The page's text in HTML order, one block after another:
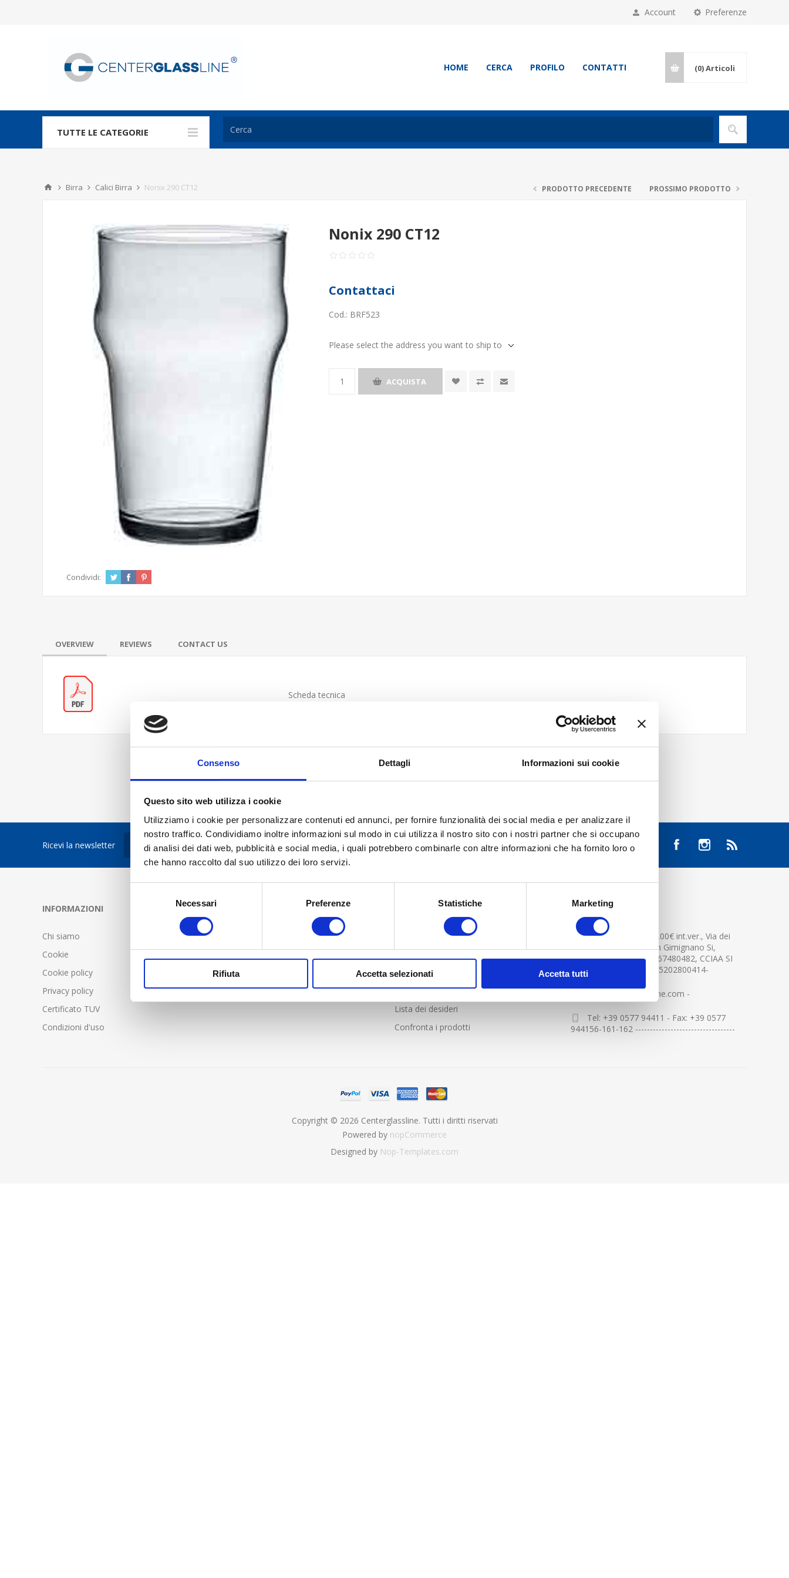
Consenso Dettagli Informazioni sui cookie
Questo sito web utilizza i cookie
Utilizziamo i cookie per personalizzare contenuti ed annunci, per fornire funzionalità dei social media e per analizzare il
nostro traffico. Condividiamo inoltre informazioni sul modo in cui utilizza il nostro sito con i nostri partner che si occupano
di analisi dei dati web, pubblicità e social media, i quali potrebbero combinarle con altre informazioni che ha fornito loro o
che hanno raccolto dal suo utilizzo dei loro servizi.
Necessari Preferenze Statistiche Marketing
Rifiuta Accetta selezionati Accetta tutti
Preferenze
Account
HOME CERCA PROFILO CONTATTI (0)Articoli
TUTTE LE CATEGORIE
Birra Calici Birra Nonix 290 CT12 PRODOTTO PRECEDENTE PROSSIMO PRODOTTO
Nonix 290 CT12
Contattaci
Cod.: BRF523
Please select the address you want to ship to
ACQUISTA
Condividi:
OVERVIEW REVIEWS CONTACT US
Scheda tecnica
Ricevi la newsletter
INFORMAZIONI
Chi siamo
Cookie
Cookie policy
Privacy policy
Certificato TUV
Condizioni d'uso
FAQ - Domande frequenti
Spedizione e resi
Ordini
Carrello
Lista dei desideri
Confronta i prodotti
CONTATTACI
Cap.soc. 2.500.000,00€ int.ver., Via dei
platani n. 15, 53037 San Gimignano Si,
Part.IVA e Cod.Fisc.04367480482, CCIAA SI
n.94391 , MOCA=IT0905202800414-
info@centerglassline.com -
Tel: +39 0577 94411 - Fax: +39 0577
944156-161-162 ----------------------------------
Copyright © 2026 Centerglassline. Tutti i diritti riservati
Powered by nopCommerce
Designed by Nop-Templates.com